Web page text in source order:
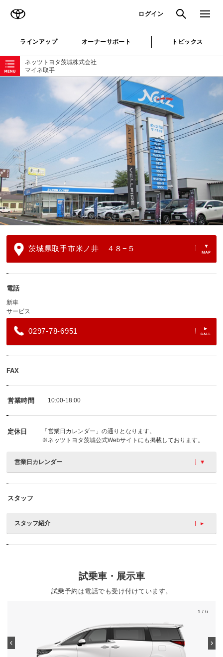
ログイン 検索 メニュ
ラインアップ オーナーサポート トピックス
ネッツトヨタ茨城株式会社
マイネ取手
ローカルナビゲーション
茨城県取手市米ノ井 ４８−５
電話
新車
サービス
0297-78-6951
FAX
営業時間 10:00-18:00
定休日
「営業日カレンダー」の通りとなります。
※ネッツトヨタ茨城公式Webサイト にも掲載しております。
営業日カレンダー
スタッフ
スタッフ紹介
試乗車・展示車
試乗予約は電話でも受け付けています。
1 / 6